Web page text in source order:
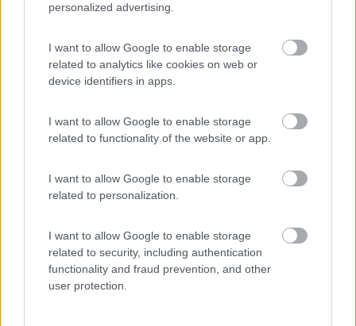
personalized advertising.
I want to allow Google to enable storage
related to analytics like cookies on web or
device identifiers in apps.
I want to allow Google to enable storage
related to functionality of the website or app.
I want to allow Google to enable storage
related to personalization.
I want to allow Google to enable storage
related to security, including authentication
functionality and fraud prevention, and other
user protection.
Servizi
gomukasana 11/07/2020 18:30
Accessibilità Caratteristiche Posizione
Prezzo
piercamper
Tranquilla e pulita, provata durante il giorno,
eccezionale anche sotto al sole era ventilata e
abbiamo potuto mangiare all'interno del camper